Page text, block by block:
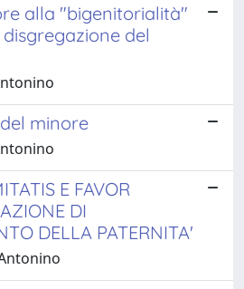
alla "bigenitorialità"
del
minore
E FAVOR
DI
DELLA PATERNITA'